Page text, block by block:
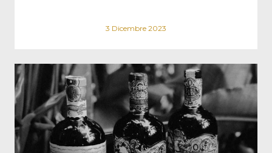
3 Dicembre 2023